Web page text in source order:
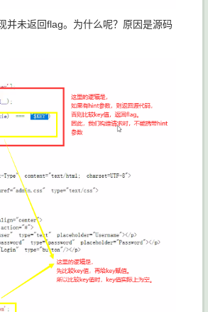
并未返回flag。为什么呢？原因是源码